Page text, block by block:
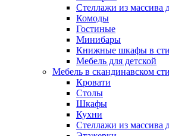
Стеллажи из массива
Комоды
Гостиные
Минибары
Книжные шкафы в
Мебель для детской
Мебель в скандинавском
Кровати
Столы
Шкафы
Кухни
Стеллажи из массива